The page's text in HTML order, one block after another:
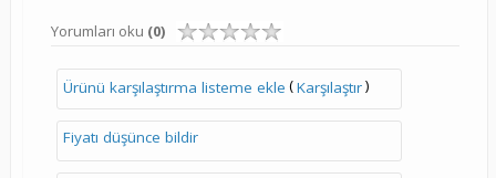
Yorumları oku (0)
Ürünü karşılaştırma listeme ekle (Karşılaştır)
Fiyatı düşünce bildir